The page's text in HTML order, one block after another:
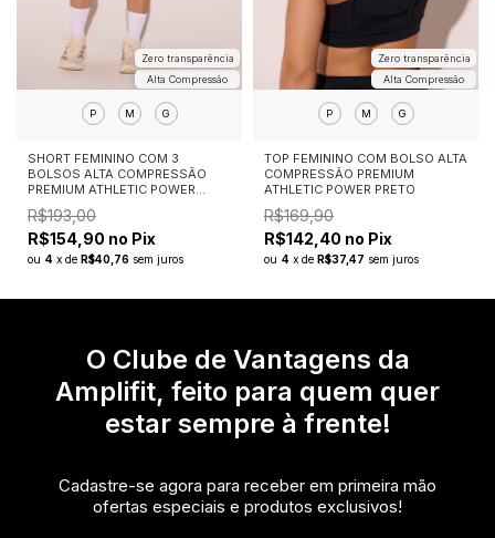
Alta Compressão
Zero transparência
P M G
SHORT FEMININO COM 3
BOLSOS ALTA COMPRESSÃO
PREMIUM ATHLETIC POWER
PRETO
R$193,00
R$154,90 no Pix
ou 4 x de R$40,76 sem juros
Alta Compressão
Zero transparência
P M G
TOP FEMININO COM BOLSO ALTA
COMPRESSÃO PREMIUM
ATHLETIC POWER PRETO
R$169,90
R$142,40 no Pix
ou 4 x de R$37,47 sem juros
O Clube de Vantagens da
Amplifit, feito para quem quer
estar sempre à frente!
Cadastre-se agora para receber em primeira mão
ofertas especiais e produtos exclusivos!